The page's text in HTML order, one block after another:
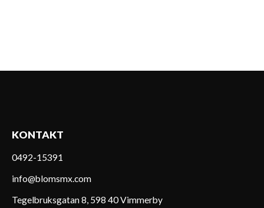
KONTAKT
0492-15391
info@blomsmx.com
Tegelbruksgatan 8, 598 40 Vimmerby